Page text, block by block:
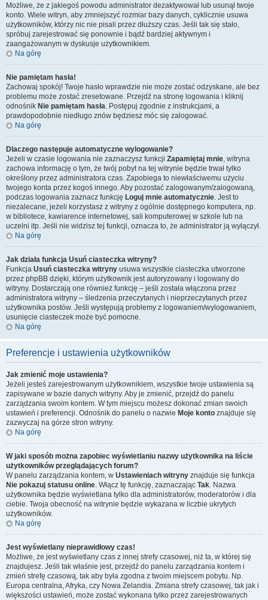
Możliwe, że z jakiegoś powodu administrator dezaktywował lub usunął twoje
konto. Wiele witryn, aby zmniejszyć rozmiar bazy danych, cyklicznie usuwa
użytkowników, którzy nic nie pisali przez dłuższy czas. Jeśli tak się stało,
spróbuj zarejestrować się ponownie i bądź bardziej aktywnym i
zaangażowanym w dyskusje użytkownikiem.
Na górę
Nie pamiętam hasła!
Zachowaj spokój! Twoje hasło wprawdzie nie może zostać odzyskane, ale bez
problemu może zostać zresetowane. Przejdź na stronę logowania i kliknij
odnośnik Nie pamiętam hasła. Postępuj zgodnie z instrukcjami, a
prawdopodobnie niedługo znów będziesz móc się zalogować.
Na górę
Dlaczego następuje automatyczne wylogowanie?
Jeżeli w czasie logowania nie zaznaczysz funkcji Zapamiętaj mnie, witryna
zachowa informację o tym, że twój pobyt na tej witrynie będzie trwał tylko
określony przez administratora czas. Zapobiega to niewłaściwemu użyciu
twojego konta przez kogoś innego. Aby pozostać zalogowanym/zalogowaną,
podczas logowania zaznacz funkcję Loguj mnie automatycznie. Jest to
niezalecane, jeżeli korzystasz z witryny z ogólnie dostępnego komputera, np.
w bibliotece, kawiarence internetowej, sali komputerowej w szkole lub na
uczelni itp. Jeśli nie widzisz tej funkcji, oznacza to, że administrator ją wyłączył.
Na górę
Jak działa funkcja Usuń ciasteczka witryny?
Funkcja Usuń ciasteczka witryny usuwa wszystkie ciasteczka utworzone
przez phpBB dzięki, którym użytkownik jest autoryzowany i logowany do
witryny. Dostarczają one również funkcję – jeśli została włączona przez
administratora witryny – śledzenia przeczytanych i nieprzeczytanych przez
użytkownika postów. Jeśli występują problemy z logowaniem/wylogowaniem,
usunięcie ciasteczek może być pomocne.
Na górę
Preferencje i ustawienia użytkowników
Jak zmienić moje ustawienia?
Jeżeli jesteś zarejestrowanym użytkownikiem, wszystkie twoje ustawienia są
zapisywane w bazie danych witryny. Aby je zmienić, przejdź do panelu
zarządzania swoim kontem. W tym miejscu możesz dokonać zmian swoich
ustawień i preferencji. Odnośnik do panelu o nazwie Moje konto znajduje się
zazwyczaj na górze stron witryny.
Na górę
W jaki sposób można zapobiec wyświetlaniu nazwy użytkownika na liście
użytkowników przeglądających forum?
W panelu zarządzania kontem, w Ustawieniach witryny znajduje się funkcja
Nie pokazuj statusu online. Włącz tę funkcję, zaznaczając Tak. Nazwa
użytkownika będzie wyświetlana tylko dla administratorów, moderatorów i dla
ciebie. Twoja obecność na witrynie będzie wykazana w liczbie ukrytych
użytkowników.
Na górę
Jest wyświetlany nieprawidłowy czas!
Możliwe, że jest wyświetlany czas z innej strefy czasowej, niż ta, w której się
znajdujesz. Jeśli tak właśnie jest, przejdź do panelu zarządzania kontem i
zmień strefę czasową, tak aby była zgodna z twoim miejscem pobytu. Np.
Europa centralna, Afryka, czy Nowa Zelandia. Zmiana strefy czasowej, tak jak i
większości ustawień, może zostać wykonana tylko przez zarejestrowanych